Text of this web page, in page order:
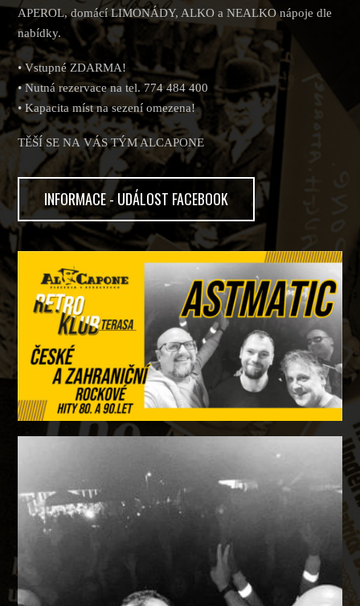
APEROL, domácí LIMONÁDY, ALKO a NEALKO nápoje dle
nabídky.
• Vstupné ZDARMA!
• Nutná rezervace na tel. 774 484 400
• Kapacita míst na sezení omezena!
TĚŠÍ SE NA VÁS TÝM ALCAPONE
INFORMACE - UDÁLOST FACEBOOK